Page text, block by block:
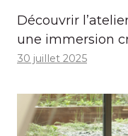
Découvrir
une immersion
30 juillet 2025